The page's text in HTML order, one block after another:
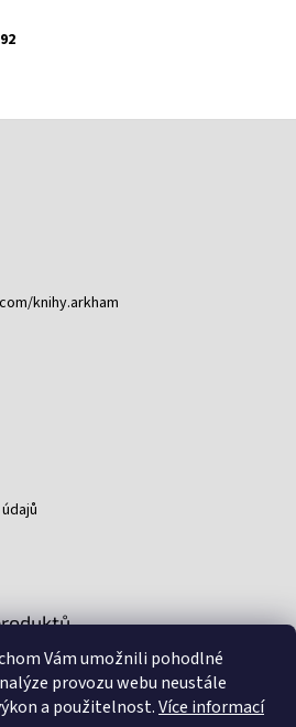
Vám umožnili pohodlné
provozu webu neustále
a použitelnost.Více informací
knihy.arkham
Jones a poklad na plantáži (A)
je 5 z 5 hvězdiček.